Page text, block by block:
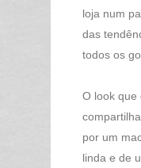
loja num
das
todos os
O look que
por um
linda e de